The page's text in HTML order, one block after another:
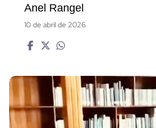
Anel Rangel
10 de abril de 2026